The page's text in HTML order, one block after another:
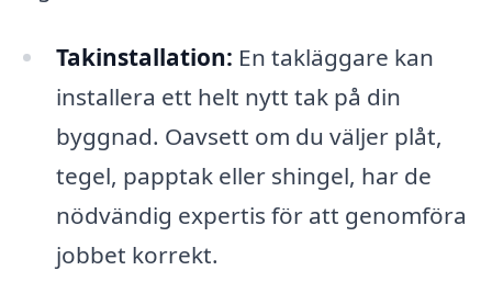
Takinstallation: En takläggare kan
installera ett helt nytt tak på din
byggnad. Oavsett om du väljer plåt,
tegel, papptak eller shingel, har de
nödvändig expertis för att genomföra
jobbet korrekt.